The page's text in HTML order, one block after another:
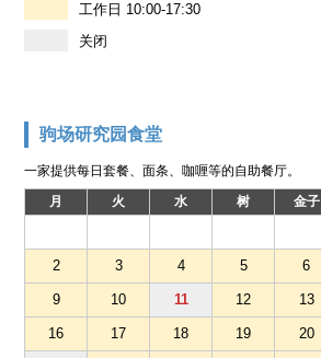
工作日 10:00-17:30
关闭
驹场研究园食堂
一家提供每日套餐、面条、咖喱等的自助餐厅。
月 火 水 树 金子
2 3 4 5 6
9 10 11 12 13
16 17 18 19 20